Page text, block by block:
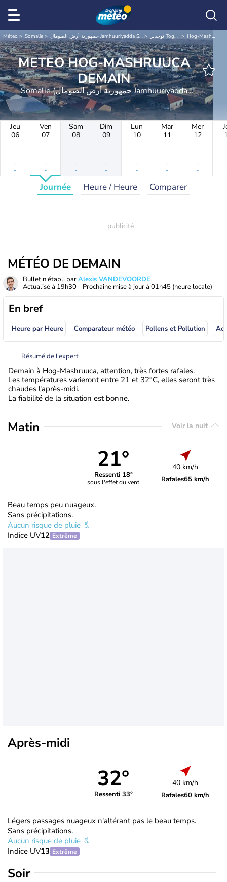
Météo Somalie جمهورية أرض الصومال Jamhuuriyadda Soomaaliland توجدير Togdheer Hog-Mashruuca
METEO HOG-MASHRUUCA
DEMAIN
Somalie (جمهورية أرض الصومال Jamhuuriyadda
Soomaaliland)
Jeu
06
-
-
Ven
07
-
-
Sam
08
-
-
Dim
09
-
-
Lun
10
-
-
Mar
11
-
-
Mer
12
-
-
Journée Heure / Heure Comparer
MÉTÉO DE DEMAIN
Bulletin établi parAlexis VANDEVOORDE
Actualisé à 19h30 - Prochaine mise à jour à 01h45 (heure locale)
En bref
Heure par Heure Comparateur météo Pollens et Pollution
Résumé de l’expert
Demain à Hog-Mashruuca, attention, très fortes rafales.
Les températures varieront entre 21 et 32°C, elles seront très
chaudes l'après-midi.
La fiabilité de la situation est bonne.
Matin Voir la nuit
21°
Ressenti 18°
sous l'effet du vent
40 km/h
Rafales65 km/h
Beau temps peu nuageux.
Sans précipitations.
Aucun risque de pluie
Indice UV12 Extrême
Après-midi
32°
Ressenti 33°
40 km/h
Rafales60 km/h
Légers passages nuageux n'altérant pas le beau temps.
Sans précipitations.
Aucun risque de pluie
Indice UV13 Extrême
Soir